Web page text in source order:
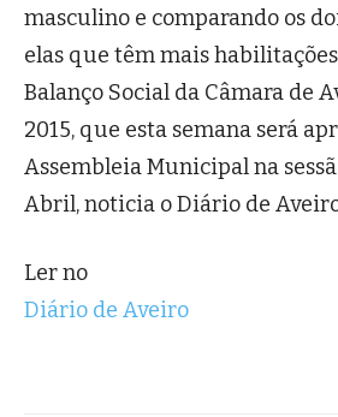
masculino e comparando os
elas que têm mais
Balanço Social da Câmara de
2015, que esta semana será
Assembleia Municipal na
Abril, noticia o Diário de
Ler no
Diário de Aveiro